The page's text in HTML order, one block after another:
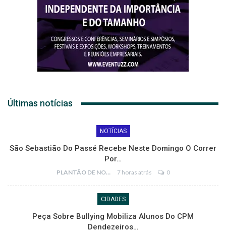
Últimas notícias
NOTÍCIAS
São Sebastião Do Passé Recebe Neste Domingo O Correr
Por…
PLANTÃO DE NOTÍCIAS 7 horas atrás 0
CIDADES
Peça Sobre Bullying Mobiliza Alunos Do CPM
Dendezeiros…